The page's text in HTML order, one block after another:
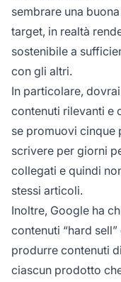
sembrare una
target, in realtà
sostenibile a
con gli altri.
In particolare,
contenuti rilevanti e
se promuovi cinque
scrivere per giorni
collegati e quindi
stessi articoli.
Inoltre, Google ha
contenuti “hard
produrre contenuti
ciascun prodotto